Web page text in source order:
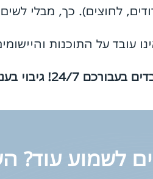
לחוצים). כך, מבלי
עובד על התוכנות
חובה גם בעסק שלכם!
לשמוע עוד?